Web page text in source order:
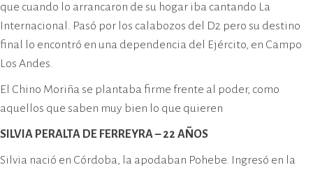
que cuando lo arrancaron de su hogar iba cantando La
Internacional. Pasó por los calabozos del D2 pero su destino
final lo encontró en una dependencia del Ejército, en Campo
Los Andes.
El Chino Moriña se plantaba firme frente al poder, como
aquellos que saben muy bien lo que quieren
SILVIA PERALTA DE FERREYRA – 22 AÑOS
Silvia nació en Córdoba, la apodaban Pohebe. Ingresó en la